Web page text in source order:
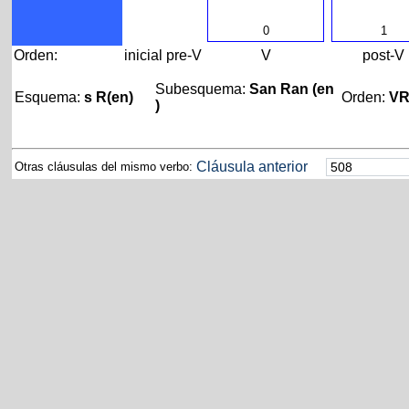
0 1
Orden: inicial pre-V V post-V
Esquema: s R(en)
Subesquema:San Ran (en
)
Orden:VR
Otras cláusulas del mismo verbo: Cláusula anterior